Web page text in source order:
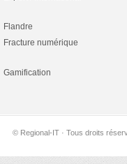
Flandre
Fracture numérique
Gamification
© Regional-IT · Tous droits